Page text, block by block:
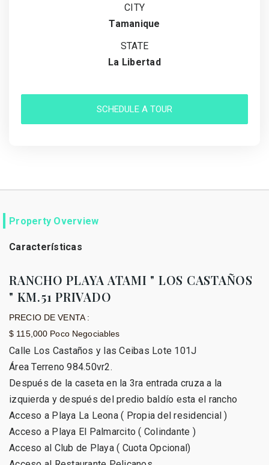
CITY
Tamanique
STATE
La Libertad
SCHEDULE A TOUR
Property Overview
Características
RANCHO PLAYA ATAMI " LOS CASTAÑOS
" KM.51 PRIVADO
PRECIO DE VENTA :
$ 115,000 Poco Negociables
Calle Los Castaños y las Ceibas Lote 101J
Área Terreno 984.50vr2.
Después de la caseta en la 3ra entrada cruza a la
izquierda y después del predio baldío esta el rancho
Acceso a Playa La Leona ( Propia del residencial )
Acceso a Playa El Palmarcito ( Colindante )
Acceso al Club de Playa ( Cuota Opcional)